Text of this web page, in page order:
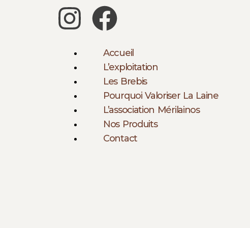
I
s
t
a
g
F
a
c
e
b
o
Accueil
L’exploitation
Les Brebis
Pourquoi Valoriser La Laine
L’association Mérilainos
Nos Produits
Contact